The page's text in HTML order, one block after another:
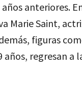
anteriores.
Marie Saint,
figuras
años, regresan a